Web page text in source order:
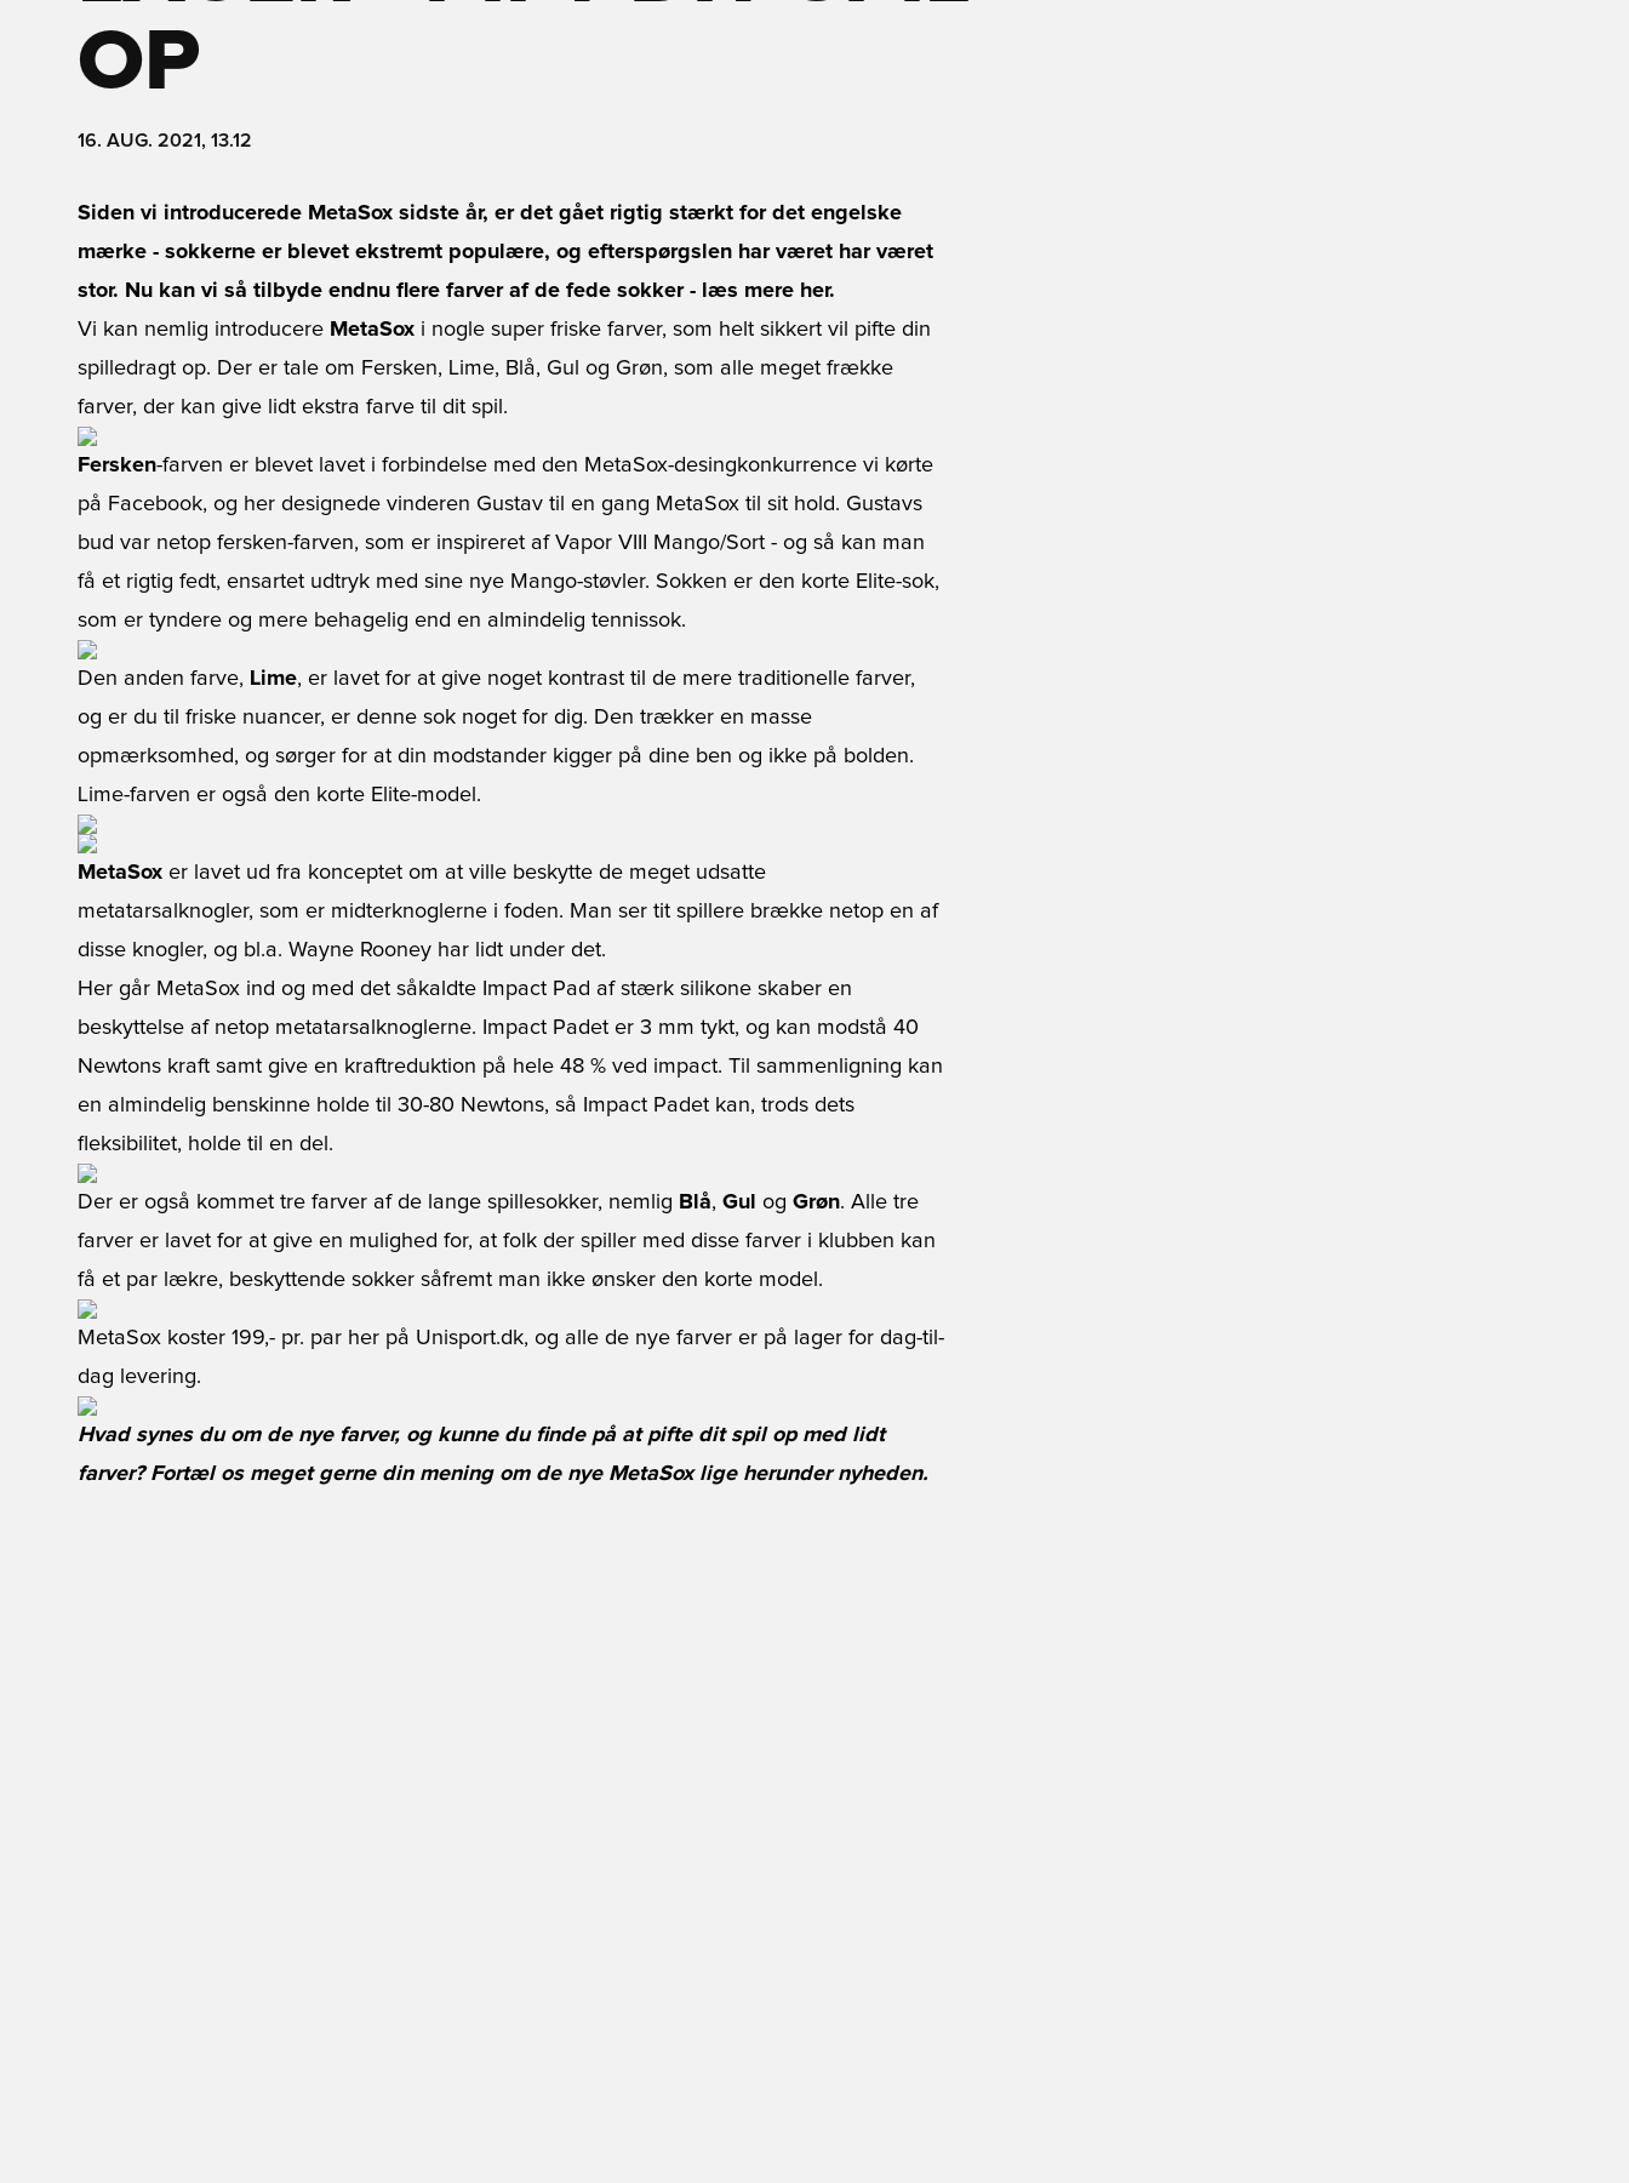
OP
16. AUG. 2021, 13.12
Siden vi introducerede MetaSox sidste år, er det gået rigtig stærkt for det engelske
mærke - sokkerne er blevet ekstremt populære, og efterspørgslen har været har været
stor. Nu kan vi så tilbyde endnu flere farver af de fede sokker - læs mere her.
Vi kan nemlig introducere MetaSox i nogle super friske farver, som helt sikkert vil pifte din
spilledragt op. Der er tale om Fersken, Lime, Blå, Gul og Grøn, som alle meget frække
farver, der kan give lidt ekstra farve til dit spil.
Fersken-farven er blevet lavet i forbindelse med den MetaSox-desingkonkurrence vi kørte
på Facebook, og her designede vinderen Gustav til en gang MetaSox til sit hold. Gustavs
bud var netop fersken-farven, som er inspireret af Vapor VIII Mango/Sort - og så kan man
få et rigtig fedt, ensartet udtryk med sine nye Mango-støvler. Sokken er den korte Elite-sok,
som er tyndere og mere behagelig end en almindelig tennissok.
Den anden farve, Lime, er lavet for at give noget kontrast til de mere traditionelle farver,
og er du til friske nuancer, er denne sok noget for dig. Den trækker en masse
opmærksomhed, og sørger for at din modstander kigger på dine ben og ikke på bolden.
Lime-farven er også den korte Elite-model.
MetaSox er lavet ud fra konceptet om at ville beskytte de meget udsatte
metatarsalknogler, som er midterknoglerne i foden. Man ser tit spillere brække netop en af
disse knogler, og bl.a. Wayne Rooney har lidt under det.
Her går MetaSox ind og med det såkaldte Impact Pad af stærk silikone skaber en
beskyttelse af netop metatarsalknoglerne. Impact Padet er 3 mm tykt, og kan modstå 40
Newtons kraft samt give en kraftreduktion på hele 48 % ved impact. Til sammenligning kan
en almindelig benskinne holde til 30-80 Newtons, så Impact Padet kan, trods dets
fleksibilitet, holde til en del.
Der er også kommet tre farver af de lange spillesokker, nemlig Blå, Gul og Grøn. Alle tre
farver er lavet for at give en mulighed for, at folk der spiller med disse farver i klubben kan
få et par lækre, beskyttende sokker såfremt man ikke ønsker den korte model.
MetaSox koster 199,- pr. par her på Unisport.dk, og alle de nye farver er på lager for dag-til-
dag levering.
Hvad synes du om de nye farver, og kunne du finde på at pifte dit spil op med lidt
farver? Fortæl os meget gerne din mening om de nye MetaSox lige herunder nyheden.